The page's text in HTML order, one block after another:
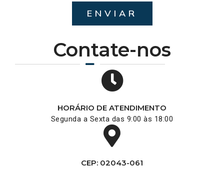
Contate-nos
HORÁRIO DE ATENDIMENTO
Segunda a Sexta das 9:00 às 18:00
CEP: 02043-061
ENVIAR